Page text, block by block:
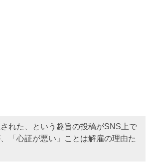
れた、という趣旨の投稿がSNS上で
「心証が悪い」ことは解雇の理由た